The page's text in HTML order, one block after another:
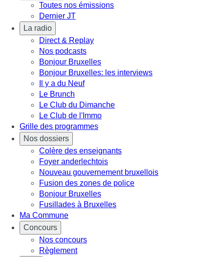
Toutes nos émissions
Dernier JT
La radio
Direct & Replay
Nos podcasts
Bonjour Bruxelles
Bonjour Bruxelles: les interviews
Il y a du Neuf
Le Brunch
Le Club du Dimanche
Le Club de l'Immo
Grille des programmes
Nos dossiers
Colère des enseignants
Foyer anderlechtois
Nouveau gouvernement bruxellois
Fusion des zones de police
Bonjour Bruxelles
Fusillades à Bruxelles
Ma Commune
Concours
Nos concours
Règlement